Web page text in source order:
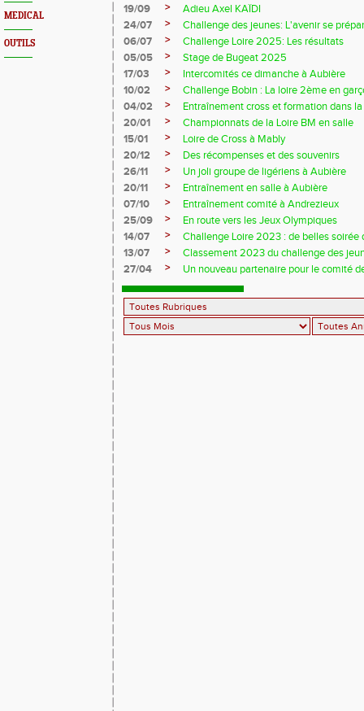
MEDICAL
OUTILS
19/09
>
Adieu Axel KAÏDI
24/07
>
Challenge des jeunes: L'avenir se
06/07
>
Challenge Loire 2025: Les résultats
05/05
>
Stage de Bugeat 2025
17/03
>
Intercomités ce dimanche à Aubière
10/02
>
Challenge Bobin : La loire 2ème en
04/02
>
Entraînement cross et formation dans
20/01
>
Championnats de la Loire BM en salle
15/01
>
Loire de Cross à Mably
20/12
>
Des récompenses et des souvenirs
26/11
>
Un joli groupe de ligériens à Aubière
20/11
>
Entraînement en salle à Aubière
07/10
>
Entraînement comité à Andrezieux
25/09
>
En route vers les Jeux Olympiques
14/07
>
Challenge Loire 2023 : de belles soirée
13/07
>
Classement 2023 du challenge des
27/04
> Un nouveau partenaire pour le comité